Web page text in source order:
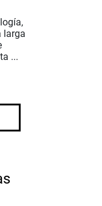
larga
...